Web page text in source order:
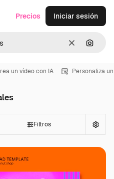
Borrar
Precios Iniciar sesión
un vídeo con IA Personaliza
Filtros